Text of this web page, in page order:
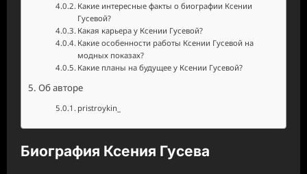
Какие интересные факты о биографии Ксении
Гусевой?
Какая карьера у Ксении Гусевой?
Какие особенности работы Ксении Гусевой на
модных показах?
Какие планы на будущее у Ксении Гусевой?
Об авторе
pristroykin_
Биография Ксения Гусева